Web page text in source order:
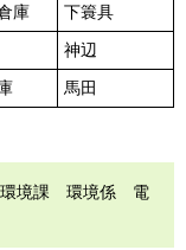
庫
下簑具
神辺
馬田
環境課 環境係 電